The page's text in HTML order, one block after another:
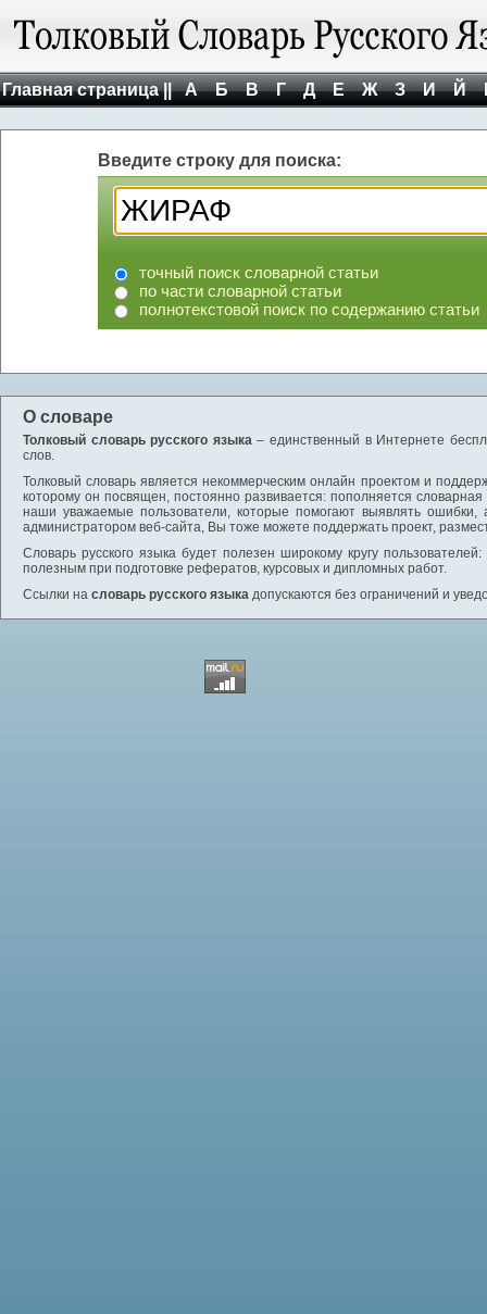
Главная страница || А Б В Г Д Е Ж З И Й
Введите строку для поиска:
точный поиск словарной статьи
по части словарной статьи
полнотекстовой поиск по содержанию статьи
О словаре
Толковый словарь русского языка– единственный в Интернете
слов.
Толковый словарь является некоммерческим онлайн проектом и
которому он посвящен, постоянно развивается: пополняется
наши уважаемые пользователи, которые помогают выявлять
администратором веб-сайта, Вы тоже можете поддержать проект,
Словарь русского языка будет полезен широкому кругу
полезным при подготовке рефератов, курсовых и дипломных работ.
Ссылки на словарь русского языка допускаются без ограничений и